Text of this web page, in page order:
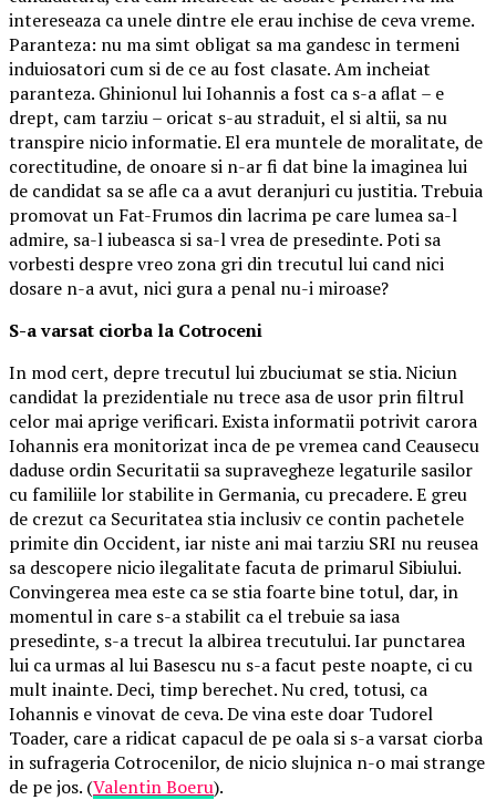
intereseaza ca unele dintre ele erau inchise de ceva vreme.
Paranteza: nu ma simt obligat sa ma gandesc in termeni
induiosatori cum si de ce au fost clasate. Am incheiat
paranteza. Ghinionul lui Iohannis a fost ca s-a aflat – e
drept, cam tarziu – oricat s-au straduit, el si altii, sa nu
transpire nicio informatie. El era muntele de moralitate, de
corectitudine, de onoare si n-ar fi dat bine la imaginea lui
de candidat sa se afle ca a avut deranjuri cu justitia. Trebuia
promovat un Fat-Frumos din lacrima pe care lumea sa-l
admire, sa-l iubeasca si sa-l vrea de presedinte. Poti sa
vorbesti despre vreo zona gri din trecutul lui cand nici
dosare n-a avut, nici gura a penal nu-i miroase?
S-a varsat ciorba la Cotroceni
In mod cert, depre trecutul lui zbuciumat se stia. Niciun
candidat la prezidentiale nu trece asa de usor prin filtrul
celor mai aprige verificari. Exista informatii potrivit carora
Iohannis era monitorizat inca de pe vremea cand Ceausecu
daduse ordin Securitatii sa supravegheze legaturile sasilor
cu familiile lor stabilite in Germania, cu precadere. E greu
de crezut ca Securitatea stia inclusiv ce contin pachetele
primite din Occident, iar niste ani mai tarziu SRI nu reusea
sa descopere nicio ilegalitate facuta de primarul Sibiului.
Convingerea mea este ca se stia foarte bine totul, dar, in
momentul in care s-a stabilit ca el trebuie sa iasa
presedinte, s-a trecut la albirea trecutului. Iar punctarea
lui ca urmas al lui Basescu nu s-a facut peste noapte, ci cu
mult inainte. Deci, timp berechet. Nu cred, totusi, ca
Iohannis e vinovat de ceva. De vina este doar Tudorel
Toader, care a ridicat capacul de pe oala si s-a varsat ciorba
in sufrageria Cotrocenilor, de nicio slujnica n-o mai strange
de pe jos. (Valentin Boeru).